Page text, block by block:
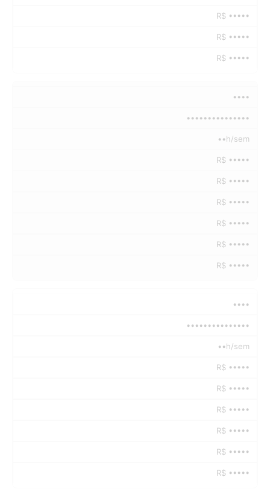
R$ •••••
R$ •••••
R$ •••••
••••
•••••••••••••••
••h/sem
R$ •••••
R$ •••••
R$ •••••
R$ •••••
R$ •••••
R$ •••••
••••
•••••••••••••••
••h/sem
R$ •••••
R$ •••••
R$ •••••
R$ •••••
R$ •••••
R$ •••••